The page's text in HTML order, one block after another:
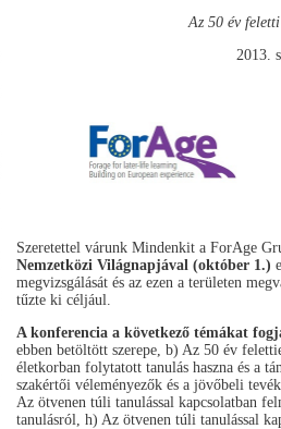
Az 50 év
2013.
Szeretettel várunk Mindenkit a ForAge
Nemzetközi Világnapjával (október 1.)
megvizsgálását és az ezen a területen
tűzte ki céljául.
A konferencia a következő témákat
ebben betöltött szerepe, b) Az 50 év
életkorban folytatott tanulás haszna és a
szakértői véleményezők és a jövőbeli
Az ötvenen túli tanulással kapcsolatban
tanulásról, h) Az ötvenen túli tanulással